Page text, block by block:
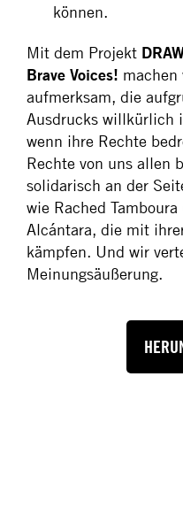
können.
Mit dem Projekt
Brave Voices! machen
aufmerksam, die
Ausdrucks willkürlich
wenn ihre Rechte
Rechte von uns allen
solidarisch an der
wie Rached
Alcántara, die mit
kämpfen. Und wir
Meinungsäußerung.